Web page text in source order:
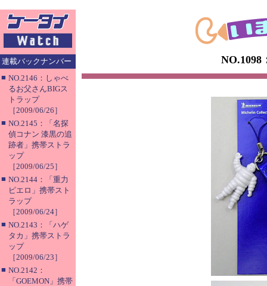
連載バックナンバー
■ NO.2146：しゃべ
るお父さんBIGス
トラップ
［2009/06/26］
■ NO.2145：「名探
偵コナン 漆黒の追
跡者」携帯ストラ
ップ
［2009/06/25］
■ NO.2144：「重力
ピエロ」携帯スト
ラップ
［2009/06/24］
■ NO.2143：「ハゲ
タカ」携帯ストラ
ップ
［2009/06/23］
■ NO.2142：
「GOEMON」携帯
NO.1098